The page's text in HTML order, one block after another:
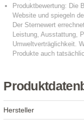
Hersteller